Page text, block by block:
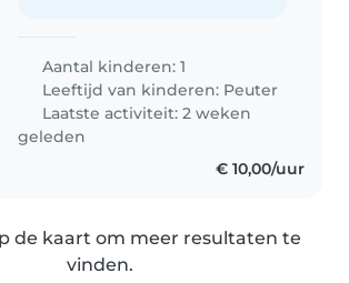
Aantal kinderen: 1
Leeftijd van kinderen: Peuter
Laatste activiteit: 2 weken
geleden
€ 10,00/uur
de kaart om meer resultaten te
vinden.